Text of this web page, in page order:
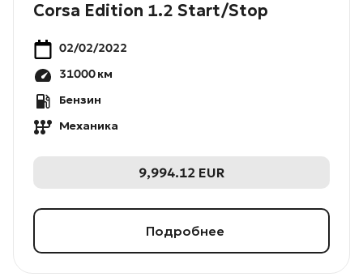
Corsa Edition 1.2 Start/Stop
02/02/2022
31000км
Бензин
Механика
9,994.12 EUR
Подробнее